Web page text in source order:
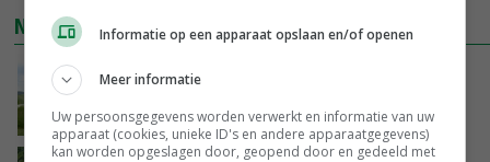
NIEUWSTE VIDEO'S
POAH!: John Deere 7730
08-08-2026
Informatie op een apparaat opslaan en/of openen
Meer informatie
Uw persoonsgegevens worden verwerkt en informatie van uw
apparaat (cookies, unieke ID's en andere apparaatgegevens)
kan worden opgeslagen door, geopend door en gedeeld met